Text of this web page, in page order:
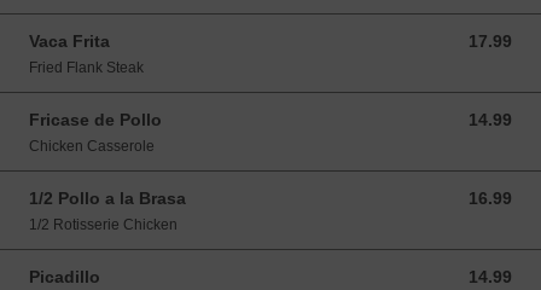
Vaca Frita 17.99
17.99 USD
Fried Flank Steak
Fricase de Pollo 14.99
14.99 USD
Chicken Casserole
1/2 Pollo a la Brasa 16.99
16.99 USD
1/2 Rotisserie Chicken
Picadillo 14.99
14.99 USD